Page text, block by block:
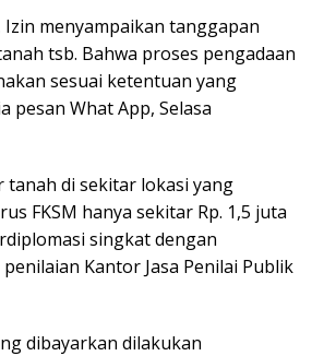
Izin menyampaikan tanggapan
tsb. Bahwa proses pengadaan
sesuai ketentuan yang
pesan What App, Selasa
tanah di sekitar lokasi yang
FKSM hanya sekitar Rp. 1,5 juta
singkat dengan
Kantor Jasa Penilai Publik
dibayarkan dilakukan